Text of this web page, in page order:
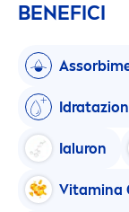
BENEFICI
Assorbi
Ialuron
Vitamina